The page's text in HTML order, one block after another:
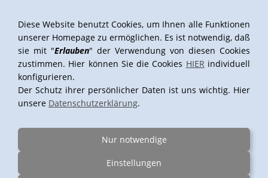
Navigation einblenden
Filmstreifen (Negative und Dias/Positive) scannen wir
Diese Website benutzt Cookies, um Ihnen alle Funktionen
unserer Homepage zu ermöglichen. Es ist notwendig, daß
sie mit "Erlauben" der Verwendung von diesen Cookies
zustimmen. Hier können Sie die Cookies HIERindividuell
konfigurieren.
Der Schutz ihrer persönlicher Daten ist uns wichtig. Hier
unsere Datenschutzerklärung.
Nur notwendige
Einstellungen